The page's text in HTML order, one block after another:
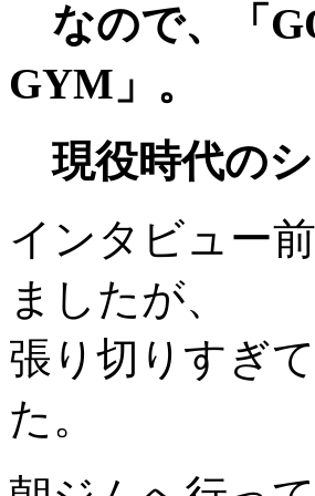
なので、「
GYM」。
現役時代の
インタビュー
ましたが、
張り切りすぎ
た。